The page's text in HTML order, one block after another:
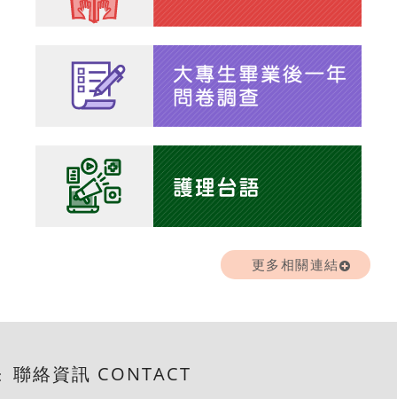
更多相關連結
聯絡資訊 CONTACT